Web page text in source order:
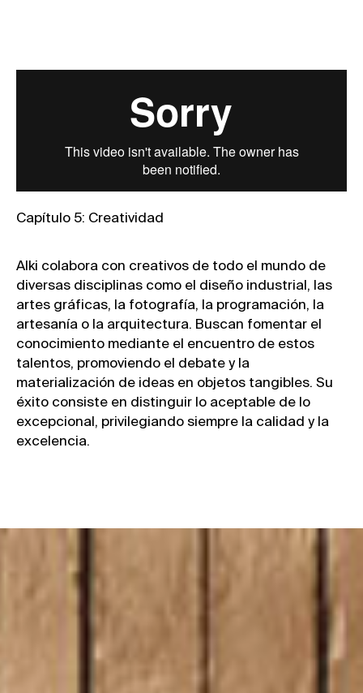
Capítulo 5: Creatividad
Alki colabora con creativos de todo el mundo de
diversas disciplinas como el diseño industrial, las
artes gráficas, la fotografía, la programación, la
artesanía o la arquitectura. Buscan fomentar el
conocimiento mediante el encuentro de estos
talentos, promoviendo el debate y la
materialización de ideas en objetos tangibles. Su
éxito consiste en distinguir lo aceptable de lo
excepcional, privilegiando siempre la calidad y la
excelencia.
Instagram
Linkedin
Can we
help
you?
Let’s
Sagasti
Kalea
n°1
20271
Irura
Gipuzkoa.
Spain
Maps
Aviso legal
Política de
privacidad
Mito 2010 –